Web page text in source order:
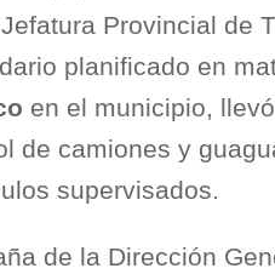
Provincial de
planificado en
en el municipio,
de camiones y
supervisados.
de la Dirección